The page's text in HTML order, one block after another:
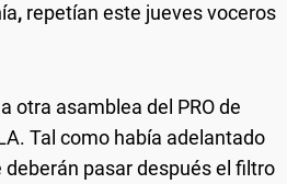
, repetían este jueves voceros
otra asamblea del PRO de
Tal como había adelantado
pasar después el filtro